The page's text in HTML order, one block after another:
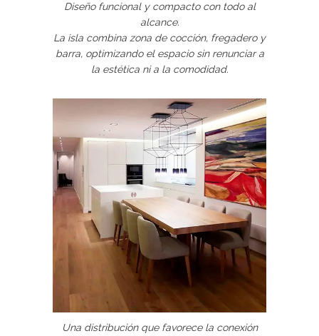
Diseño funcional y compacto con todo al
alcance.
La isla combina zona de cocción, fregadero y
barra, optimizando el espacio sin renunciar a
la estética ni a la comodidad.
Una distribución que favorece la conexión